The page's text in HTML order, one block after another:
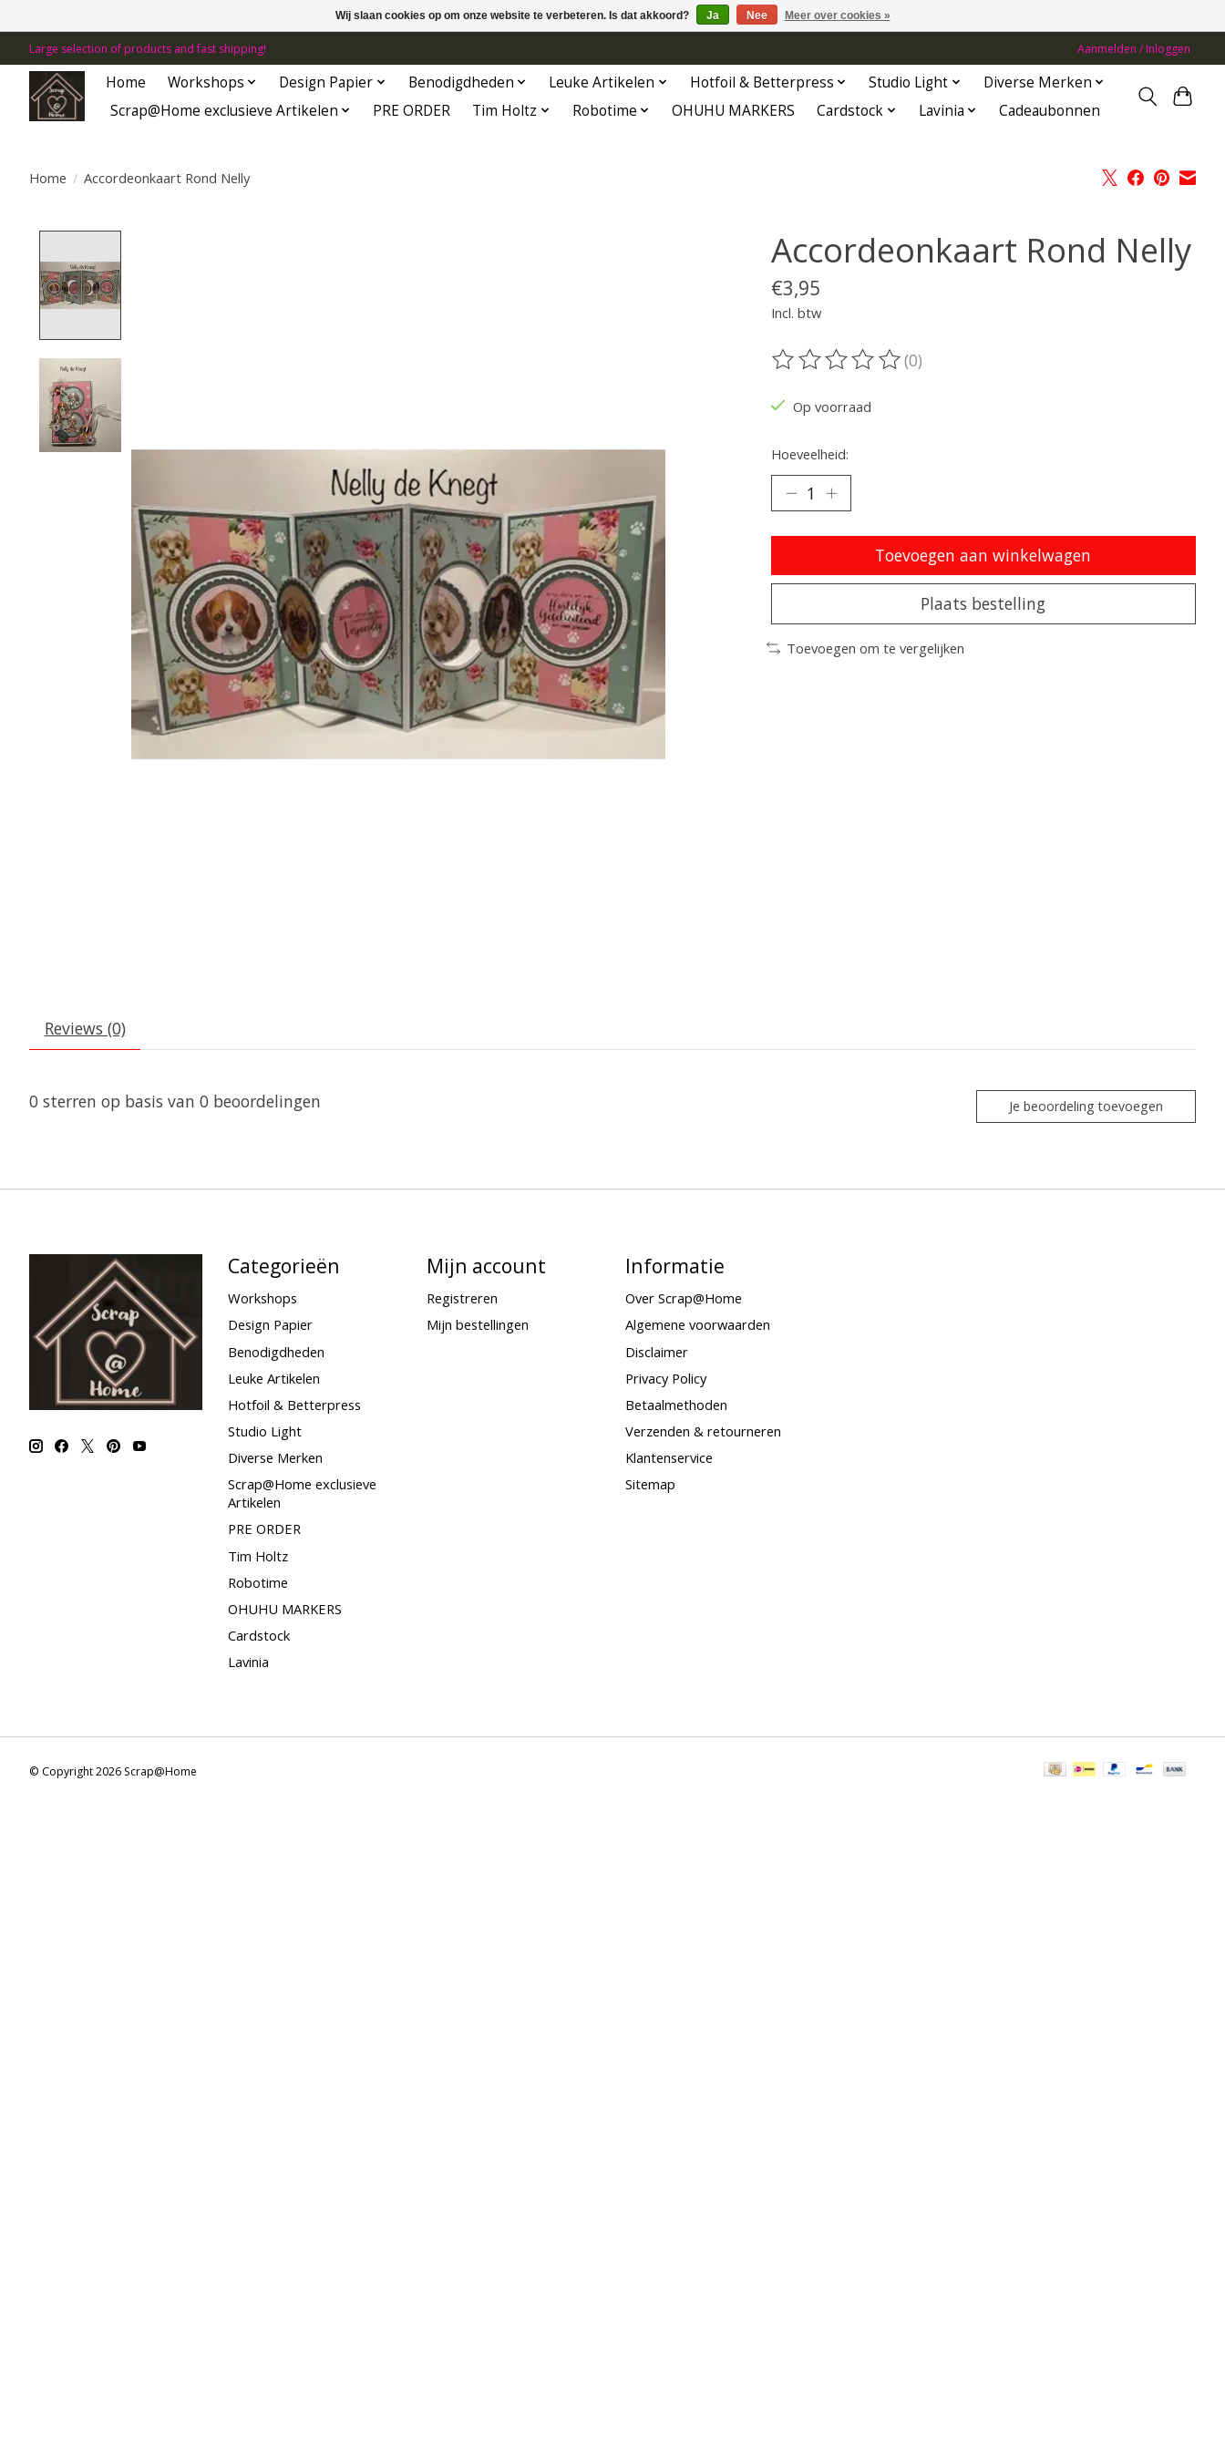
Large selection of products and fast shipping! Aanmelden / Inloggen
Home Workshops Design Papier Benodigdheden Leuke Artikelen Hotfoil & Betterpress Studio Light
Diverse Merken
Scrap@Home exclusieve Artikelen
PRE ORDER Tim Holtz Robotime OHUHU MARKERS Cardstock Lavinia Cadeaubonnen
Home / Accordeonkaart Rond Nelly
Accordeonkaart Rond Nelly
€3,95
Incl. btw
De beoordeling van dit product is
(0)
Op voorraad
Hoeveelheid:
Toevoegen aan winkelwagen
Plaats bestelling
Toevoegen om te vergelijken
Reviews (0)
0 sterren op basis van 0 beoordelingen Je beoordeling toevoegen
Categorieën
Workshops
Design Papier
Benodigdheden
Leuke Artikelen
Hotfoil & Betterpress
Studio Light
Diverse Merken
Scrap@Home exclusieve
Artikelen
PRE ORDER
Tim Holtz
Robotime
OHUHU MARKERS
Cardstock
Lavinia
Mijn account
Registreren
Mijn bestellingen
Informatie
Over Scrap@Home
Algemene voorwaarden
Disclaimer
Privacy Policy
Betaalmethoden
Verzenden & retourneren
Klantenservice
Sitemap
© Copyright 2026 Scrap@Home
Wij slaan cookies op om onze website te verbeteren. Is dat akkoord? Ja Nee Meer over cookies »